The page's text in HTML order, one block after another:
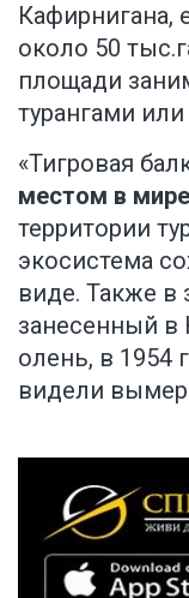
Кафирнигана,
около 50
площади
турангами
«Тигровая
местом в
территории
экосистема
виде. Также в
занесенный в
олень, в 1954
видели